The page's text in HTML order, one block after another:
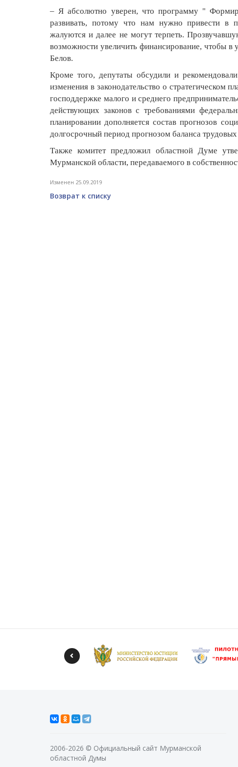
– Я абсолютно уверен, что программу "
развивать, потому что нам нужно привести в
жалуются и далее не могут терпеть.
возможности увеличить финансирование, чтобы
Белов.
Кроме того, депутаты обсудили и
изменения в законодательство о стратегическом
господдержке малого и среднего
действующих законов с требованиями
планировании дополняется состав прогнозов
долгосрочный период прогнозом баланса
Также комитет предложил областной Думе
Мурманской области, передаваемого в
Изменен 25.09.2019
Возврат к списку
2006-2026 © Официальный сайт Мурманской
областной Думы